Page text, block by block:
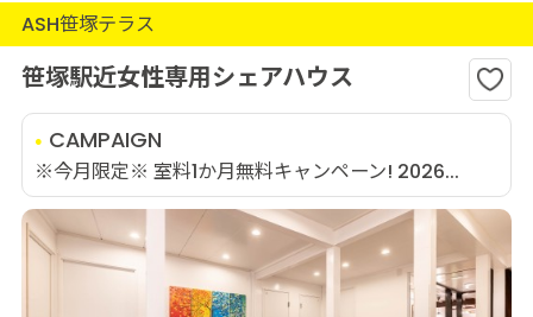
ASH笹塚テラス
笹塚駅近女性専用シェアハウス
CAMPAIGN
※今月限定※ 室料1か月無料キャンペーン! 2026...